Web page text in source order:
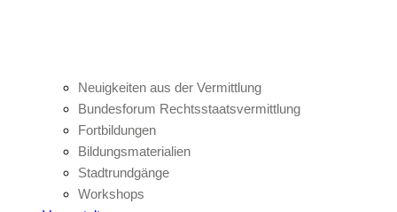
Neuigkeiten aus der Vermittlung
Bundesforum Rechtsstaatsvermittlung
Fortbildungen
Bildungsmaterialien
Stadtrundgänge
Workshops